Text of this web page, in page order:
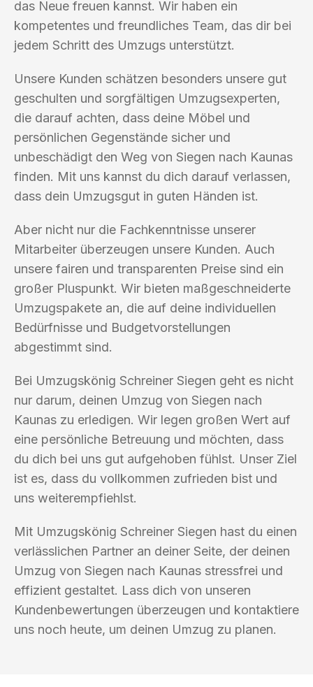
das Neue freuen kannst. Wir haben ein
kompetentes und freundliches Team, das dir bei
jedem Schritt des Umzugs unterstützt.
Unsere Kunden schätzen besonders unsere gut
geschulten und sorgfältigen Umzugsexperten,
die darauf achten, dass deine Möbel und
persönlichen Gegenstände sicher und
unbeschädigt den Weg von Siegen nach Kaunas
finden. Mit uns kannst du dich darauf verlassen,
dass dein Umzugsgut in guten Händen ist.
Aber nicht nur die Fachkenntnisse unserer
Mitarbeiter überzeugen unsere Kunden. Auch
unsere fairen und transparenten Preise sind ein
großer Pluspunkt. Wir bieten maßgeschneiderte
Umzugspakete an, die auf deine individuellen
Bedürfnisse und Budgetvorstellungen
abgestimmt sind.
Bei Umzugskönig Schreiner Siegen geht es nicht
nur darum, deinen Umzug von Siegen nach
Kaunas zu erledigen. Wir legen großen Wert auf
eine persönliche Betreuung und möchten, dass
du dich bei uns gut aufgehoben fühlst. Unser Ziel
ist es, dass du vollkommen zufrieden bist und
uns weiterempfiehlst.
Mit Umzugskönig Schreiner Siegen hast du einen
verlässlichen Partner an deiner Seite, der deinen
Umzug von Siegen nach Kaunas stressfrei und
effizient gestaltet. Lass dich von unseren
Kundenbewertungen überzeugen und kontaktiere
uns noch heute, um deinen Umzug zu planen.